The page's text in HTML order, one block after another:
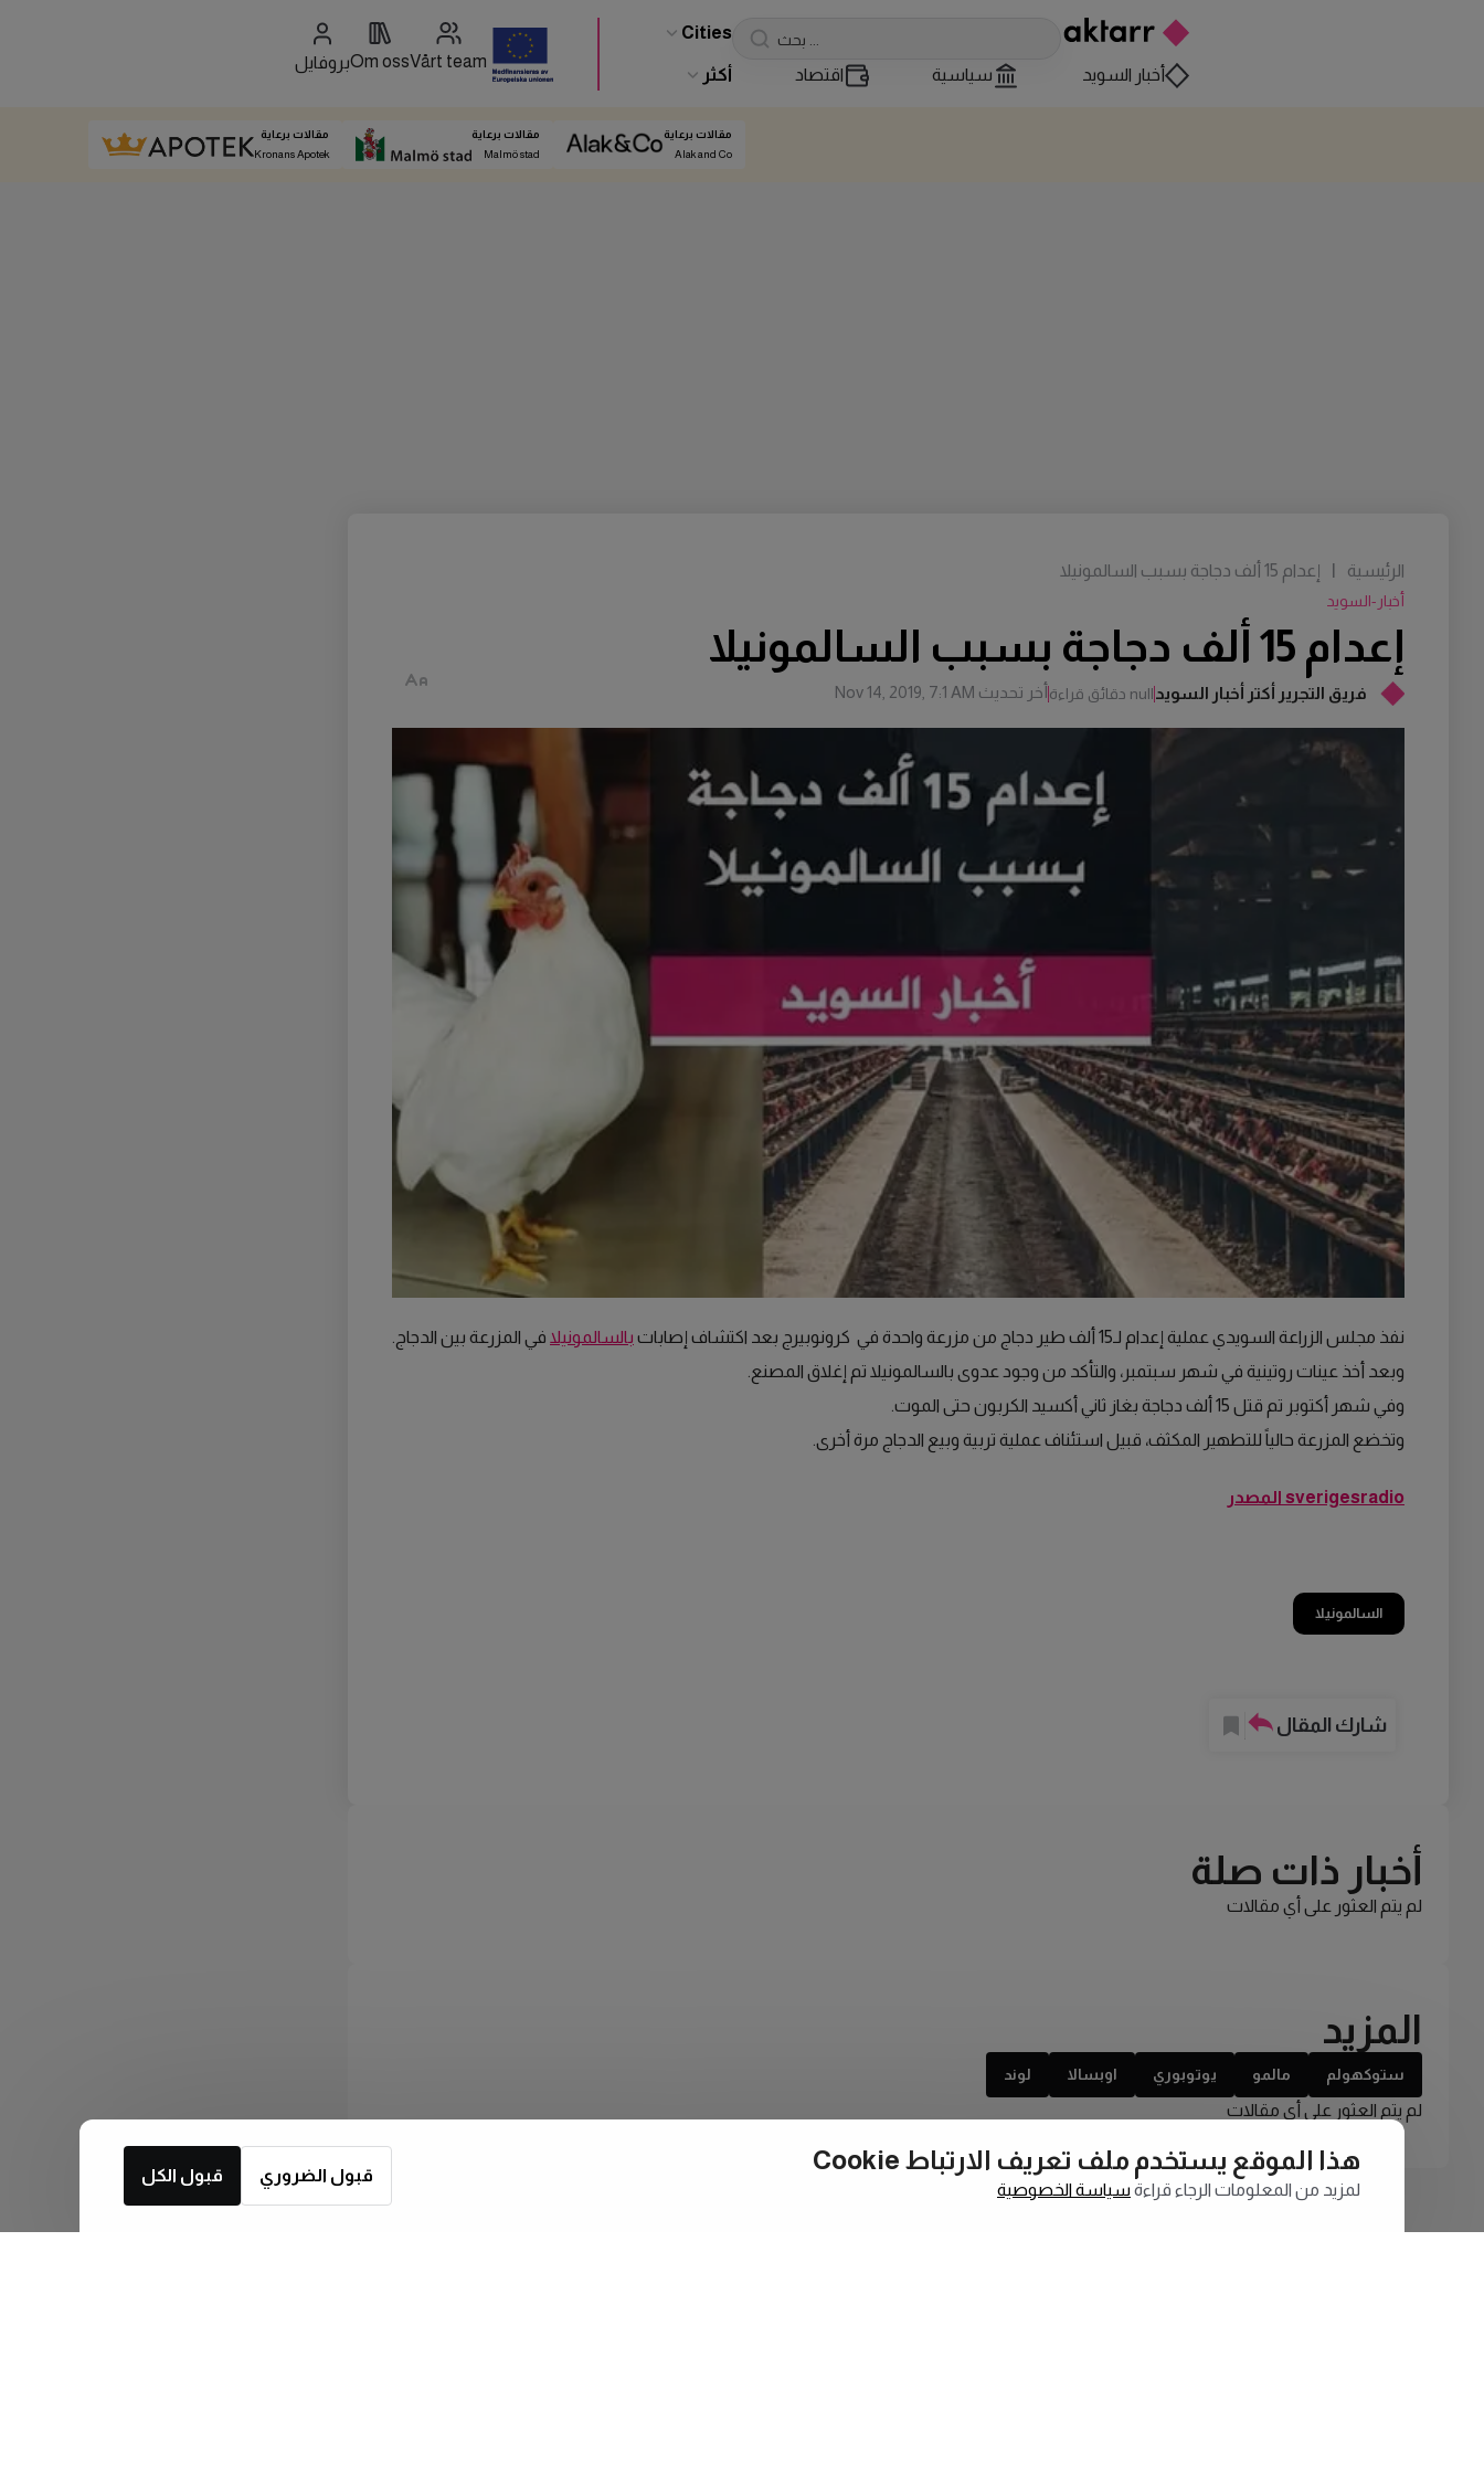
Cities
أخبار السويد سياسية اقتصاد أكثر
Vårt team
Om ossبروفايل
مقالات برعاية
Alak and Co
مقالات برعاية
Malmö stad
مقالات برعاية
Kronans Apotek
فريق التجرير أكتر أخبار السويدnull دقائق قراءة أخر تحديث Nov 14, 2019, 7:1 AM
إعدام 15 ألف دجاجة بسبب السالمونيلا
أخبار-السويد
الرئيسية | إعدام 15 ألف دجاجة بسبب السالمونيلا
نفذ مجلس الزراعة السويدي عملية إعدام لـ15 ألف طير دجاج من مزرعة واحدة في كرونوبيرج بعد اكتشاف إصابات بالسالمونيلا في المزرعة بين الدجاج.
وبعد أخذ عينات روتينية في شهر سبتمبر، والتأكد من وجود عدوى بالسالمونيلا تم إغلاق المصنع.
وفي شهر أكتوبر تم قتل 15 ألف دجاجة بغاز ثاني أكسيد الكربون حتى الموت.
وتخضع المزرعة حالياً للتطهير المكثف، قبيل استئناف عملية تربية وبيع الدجاج مرة أخرى.
sverigesradio المصدر
السالمونيلا
شارك المقال
أخبار ذات صلة
لم يتم العثور على أي مقالات
المزيد
ستوكهولم مالمو يوتوبوري اوبسالا لوند
لم يتم العثور على أي مقالات
هذا الموقع يستخدم ملف تعريف الارتباط Cookie
لمزيد من المعلومات الرجاء قراءة سياسة الخصوصية
قبول الكل قبول الضروري